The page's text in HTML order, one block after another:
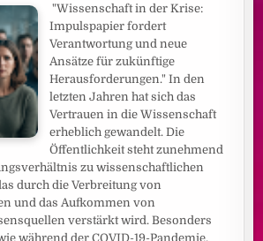
"Wissenschaft in der Krise:
Impulspapier fordert
Verantwortung und neue
Ansätze für zukünftige
Herausforderungen." In den
letzten Jahren hat sich das
Vertrauen in die Wissenschaft
erheblich gewandelt. Die
Öffentlichkeit steht zunehmend
zu wissenschaftlichen
durch die Verbreitung von
und das Aufkommen von
verstärkt wird. Besonders
während der COVID-19-Pandemie,